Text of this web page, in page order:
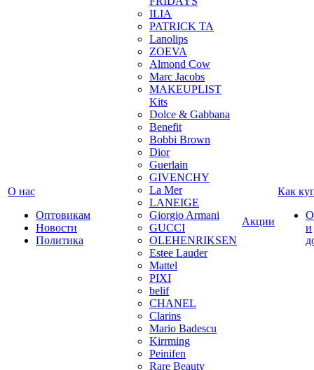
О нас
Оптовикам
Новости
Политика
ILIA
PATRICK TA
Lanolips
ZOEVA
Almond Cow
Marc Jacobs
MAKEUPLIST
Kits
Dolce & Gabbana
Benefit
Bobbi Brown
Dior
Guerlain
GIVENCHY
La Mer
LANEIGE
Giorgio Armani
GUCCI
OLEHENRIKSEN
Estee Lauder
Mattel
PIXI
belif
CHANEL
Clarins
Mario Badescu
Kirrming
Peinifen
Rare Beauty
Акции
Как
и